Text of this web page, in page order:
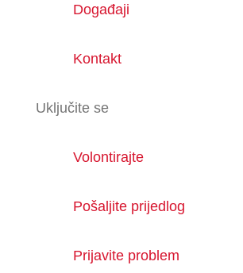
Događaji
Kontakt
Uključite se
Volontirajte
Pošaljite prijedlog
Prijavite problem